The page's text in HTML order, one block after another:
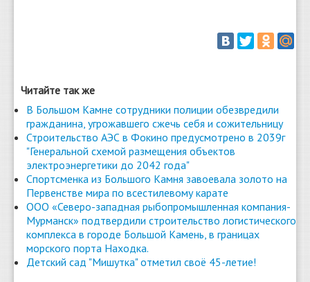
Читайте так же
В Большом Камне сотрудники полиции обезвредили
гражданина, угрожавшего сжечь себя и сожительницу
Строительство АЭС в Фокино предусмотрено в 2039г
"Генеральной схемой размещения объектов
электроэнергетики до 2042 года"
Спортсменка из Большого Камня завоевала золото на
Первенстве мира по всестилевому карате
ООО «Северо-западная рыбопромышленная компания-
Мурманск» подтвердили строительство логистического
комплекса в городе Большой Камень, в границах
морского порта Находка.
Детский сад "Мишутка" отметил своё 45-летие!